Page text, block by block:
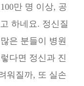
만 명 이상, 공
하네요. 정신질
은 분들이 병원
다면 정신과 진
워질까, 또 실손